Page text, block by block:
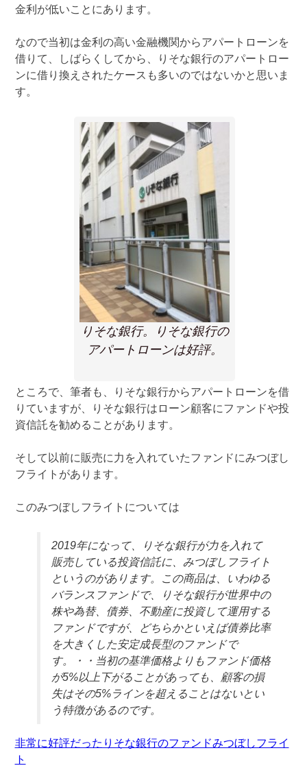
金利が低いことにあります。
なので当初は金利の高い金融機関からアパートローンを
借りて、しばらくしてから、りそな銀行のアパートロー
ンに借り換えされたケースも多いのではないかと思いま
す。
りそな銀行。りそな銀行の
アパートローンは好評。
ところで、筆者も、りそな銀行からアパートローンを借
りていますが、りそな銀行はローン顧客にファンドや投
資信託を勧めることがあります。
そして以前に販売に力を入れていたファンドにみつぼし
フライトがあります。
このみつぼしフライトについては
2019年になって、りそな銀行が力を入れて
販売している投資信託に、みつぼしフライト
というのがあります。この商品は、いわゆる
バランスファンドで、りそな銀行が世界中の
株や為替、債券、不動産に投資して運用する
ファンドですが、どちらかといえば債券比率
を大きくした安定成長型のファンドで
す。・・当初の基準価格よりもファンド価格
が5%以上下がることがあっても、顧客の損
失はその5%ラインを超えることはないとい
う特徴があるのです。
非常に好評だったりそな銀行のファンドみつぼしフライ
ト